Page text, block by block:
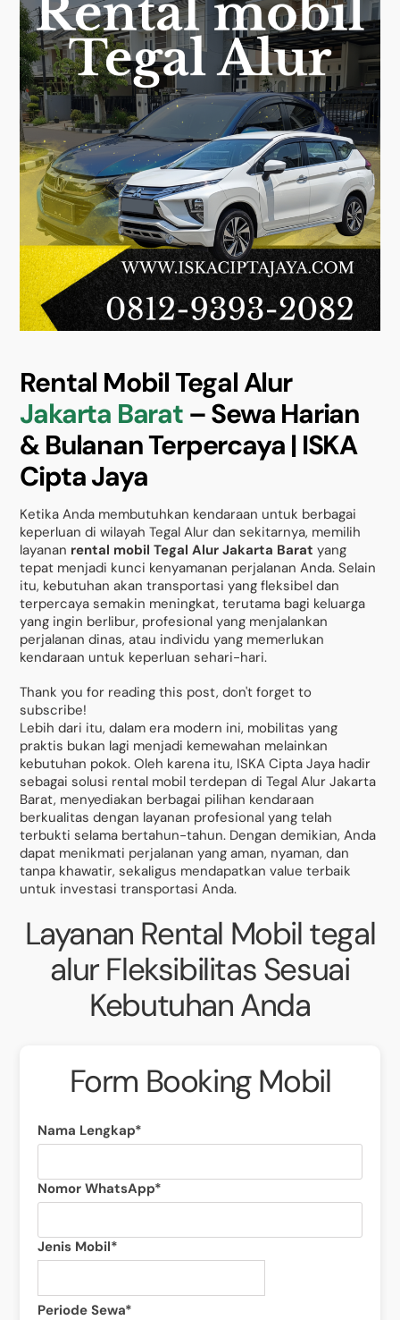
Rental Mobil Tegal Alur
Jakarta Barat– Sewa Harian
& Bulanan Terpercaya | ISKA
Cipta Jaya
Ketika Anda membutuhkan kendaraan untuk berbagai
keperluan di wilayah Tegal Alur dan sekitarnya, memilih
layanan rental mobil Tegal Alur Jakarta Barat yang
tepat menjadi kunci kenyamanan perjalanan Anda. Selain
itu, kebutuhan akan transportasi yang fleksibel dan
terpercaya semakin meningkat, terutama bagi keluarga
yang ingin berlibur, profesional yang menjalankan
perjalanan dinas, atau individu yang memerlukan
kendaraan untuk keperluan sehari-hari.
Thank you for reading this post, don't forget to
subscribe!
Lebih dari itu, dalam era modern ini, mobilitas yang
praktis bukan lagi menjadi kemewahan melainkan
kebutuhan pokok. Oleh karena itu, ISKA Cipta Jaya hadir
sebagai solusi rental mobil terdepan di Tegal Alur Jakarta
Barat, menyediakan berbagai pilihan kendaraan
berkualitas dengan layanan profesional yang telah
terbukti selama bertahun-tahun. Dengan demikian, Anda
dapat menikmati perjalanan yang aman, nyaman, dan
tanpa khawatir, sekaligus mendapatkan value terbaik
untuk investasi transportasi Anda.
Layanan Rental Mobil tegal
alur Fleksibilitas Sesuai
Kebutuhan Anda
Form Booking Mobil
Nama Lengkap*
Nomor WhatsApp*
Jenis Mobil*
Periode Sewa*